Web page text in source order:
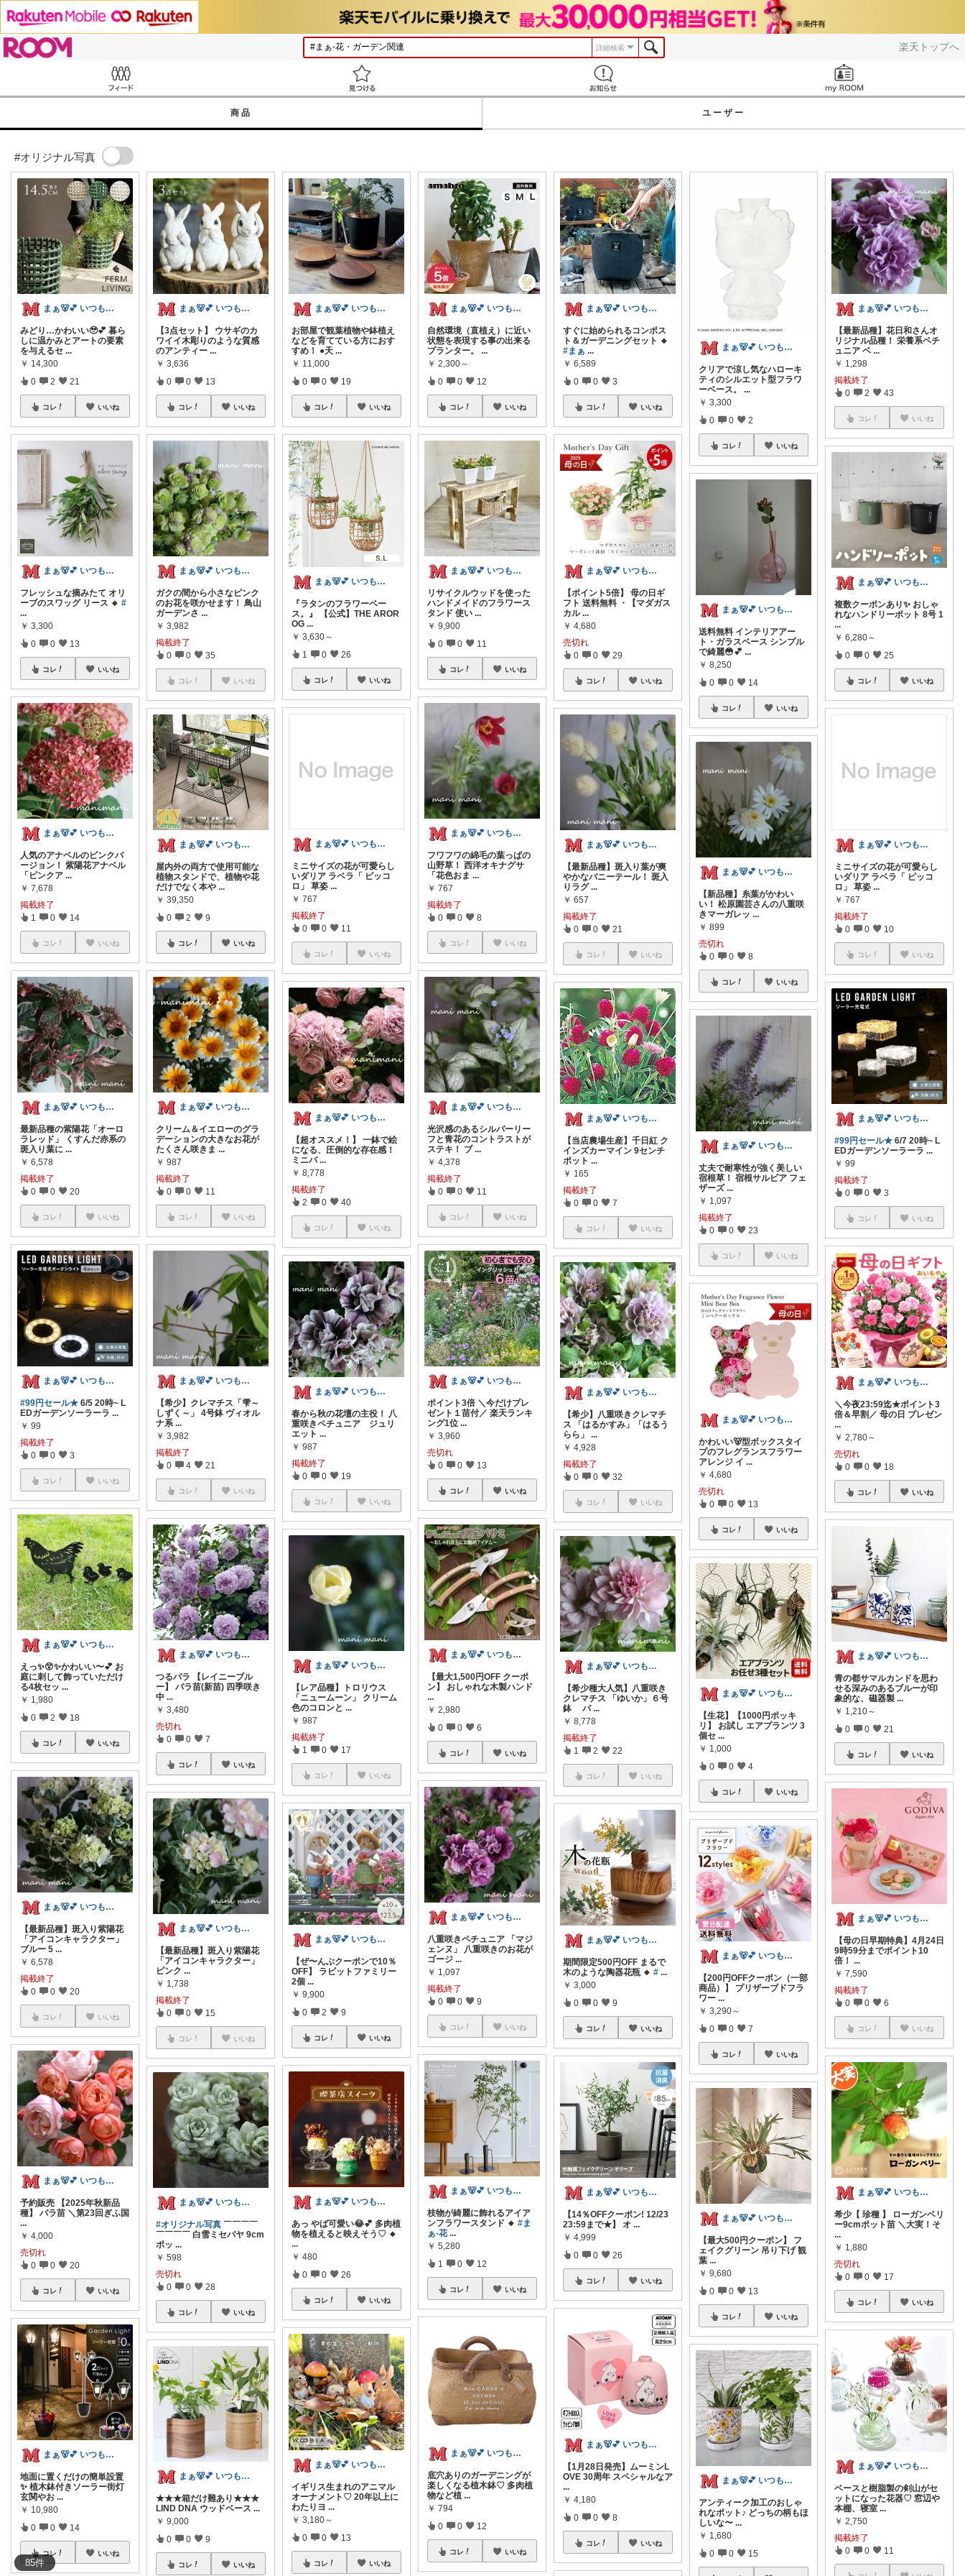
楽天トップへ
詳細検索
商品 ユーザー
#オリジナル写真
85件
まぁ🐻💕 いつもありがとう💓
みどり…かわいい🥹💕 暮ら
しに温かみとアートの要素
を与えるセ ...
￥ 14,300
0 2 21
コレ いいね
まぁ🐻💕 いつもありがとう💓
フレッシュな摘みたて オリ
ーブのスワッグ リース 🔸 #
...
￥ 3,300
0 0 13
コレ いいね
まぁ🐻💕 いつもありがとう💓
人気のアナベルのピンクバ
ージョン！ 紫陽花アナベル
「ピンクア ...
￥ 7,678
掲載終了
1 0 14
コレ いいね
まぁ🐻💕 いつもありがとう💓
最新品種の紫陽花「オーロ
ラレッド」 くすんだ赤系の
斑入り葉に ...
￥ 6,578
掲載終了
0 0 20
コレ いいね
まぁ🐻💕 いつもありがとう💓
#99円セール★ 6/5 20時~ L
EDガーデンソーラーラ ...
￥ 99
掲載終了
0 0 3
コレ いいね
まぁ🐻💕 いつもありがとう💓
えっ✨😲✨かわいい〜💕 お
庭に刺して飾っていただけ
る4枚セッ ...
￥ 1,980
0 2 18
コレ いいね
まぁ🐻💕 いつもありがとう💓
【最新品種】斑入り紫陽花
「アイコンキャラクター」
ブルー 5 ...
￥ 6,578
掲載終了
0 0 20
コレ いいね
まぁ🐻💕 いつもありがとう💓
予約販売 【2025年秋新品
種】 バラ苗 ＼第23回ぎふ国
...
￥ 4,000
売切れ
0 0 20
コレ いいね
まぁ🐻💕 いつもありがとう💓
地面に置くだけの簡単設置
✨ 植木鉢付きソーラー街灯
玄関やお ...
￥ 10,980
0 0 14
コレ いいね
まぁ🐻💕 いつもありがとう💓
【3点セット】 ウサギのカ
ワイイ木彫りのような質感
のアンティー ...
￥ 3,636
0 0 13
コレ いいね
まぁ🐻💕 いつもありがとう💓
ガクの間から小さなピンク
のお花を咲かせます！ 鳥山
ガーデンさ ...
￥ 3,982
掲載終了
0 0 35
コレ いいね
まぁ🐻💕 いつもありがとう💓
屋内外の両方で使用可能な
植物スタンドで、植物や花
だけでなく本や ...
￥ 39,350
0 2 9
コレ いいね
まぁ🐻💕 いつもありがとう💓
クリーム＆イエローのグラ
デーションの大きなお花が
たくさん咲きま ...
￥ 987
掲載終了
0 0 11
コレ いいね
まぁ🐻💕 いつもありがとう💓
【希少】クレマチス「雫～
しずく～」 4号鉢 ヴィオル
ナ系...
￥ 3,982
掲載終了
0 4 21
コレ いいね
まぁ🐻💕 いつもありがとう💓
つるバラ 【レイニーブル
ー】 バラ苗(新苗) 四季咲き
中 ...
￥ 3,480
売切れ
0 0 7
コレ いいね
まぁ🐻💕 いつもありがとう💓
【最新品種】斑入り紫陽花
「アイコンキャラクター」
ピンク...
￥ 1,738
掲載終了
0 0 15
コレ いいね
まぁ🐻💕 いつもありがとう💓
#オリジナル写真 ￣￣￣￣
￣￣￣￣ 白雪ミセバヤ 9cm
ポッ ...
￥ 598
売切れ
0 0 28
コレ いいね
まぁ🐻💕 いつもありがとう💓
★★★箱だけ難あり★★★
LIND DNA ウッドベース...
￥ 9,000
0 0 9
コレ いいね
まぁ🐻💕 いつもありがとう💓
お部屋で観葉植物や鉢植え
などを育てている方におす
すめ！ ●天 ...
￥ 11,000
0 0 19
コレ いいね
まぁ🐻💕 いつもありがとう💓
『ラタンのフラワーベー
ス。』 【公式】THE AROR
OG ...
￥ 3,630～
1 0 26
コレ いいね
まぁ🐻💕 いつもありがとう💓
ミニサイズの花が可愛らし
いダリア ラベラ「 ピッコ
ロ」 草姿 ...
￥ 767
掲載終了
0 0 11
コレ いいね
まぁ🐻💕 いつもありがとう💓
【超オススメ！】 一鉢で絵
になる、圧倒的な存在感！
ミニバ ...
￥ 8,778
掲載終了
2 0 40
コレ いいね
まぁ🐻💕 いつもありがとう💓
春から秋の花壇の主役！ 八
重咲きペチュニア ジュリ
エット...
￥ 987
掲載終了
0 0 19
コレ いいね
まぁ🐻💕 いつもありがとう💓
【レア品種】トロリウス
「ニュームーン」 クリーム
色のコロンと ...
￥ 987
掲載終了
1 0 17
コレ いいね
まぁ🐻💕 いつもありがとう💓
【ぜ〜んぶクーポンで10％
OFF】 ラビットファミリー
2個 ...
￥ 9,900
0 2 9
コレ いいね
まぁ🐻💕 いつもありがとう💓
あっ やば可愛い😂💕 多肉植
物を植えると映えそう♡ 🔸
...
￥ 480
0 0 26
コレ いいね
まぁ🐻💕 いつもありがとう💓
イギリス生まれのアニマル
オーナメント♡ 20年以上に
わたりヨ ...
￥ 3,180～
0 0 13
コレ いいね
まぁ🐻💕 いつもありがとう💓
自然環境（直植え）に近い
状態を表現する事の出来る
プランター。...
￥ 2,300～
0 0 12
コレ いいね
まぁ🐻💕 いつもありがとう💓
リサイクルウッドを使った
ハンドメイドのフラワース
タンド 使い ...
￥ 9,900
0 0 11
コレ いいね
まぁ🐻💕 いつもありがとう💓
フワフワの綿毛の葉っぱの
山野草！ 西洋オキナグサ
「花色おま ...
￥ 767
掲載終了
0 0 8
コレ いいね
まぁ🐻💕 いつもありがとう💓
光沢感のあるシルバーリー
フと青花のコントラストが
ステキ！ ブ ...
￥ 4,378
掲載終了
0 0 11
コレ いいね
まぁ🐻💕 いつもありがとう💓
ポイント3倍 ＼今だけプレ
ゼント１苗付／ 楽天ランキ
ング1位 ...
￥ 3,960
売切れ
0 0 13
コレ いいね
まぁ🐻💕 いつもありがとう💓
【最大1,500円OFF クーポ
ン】 おしゃれな木製ハンド
...
￥ 2,980
0 0 6
コレ いいね
まぁ🐻💕 いつもありがとう💓
八重咲きペチュニア 「マジ
ェンヌ」 八重咲きのお花が
ゴージ ...
￥ 1,097
掲載終了
0 0 9
コレ いいね
まぁ🐻💕 いつもありがとう💓
枝物が綺麗に飾れるアイア
ンフラワースタンド 🔸#ま
ぁ-花 ...
￥ 5,280
1 0 12
コレ いいね
まぁ🐻💕 いつもありがとう💓
底穴ありのガーデニングが
楽しくなる植木鉢♡ 多肉植
物など植 ...
￥ 794
0 0 12
コレ いいね
まぁ🐻💕 いつもありがとう💓
すぐに始められるコンポス
ト＆ガーデニングセット 🔸
#まぁ ...
￥ 6,589
0 0 3
コレ いいね
まぁ🐻💕 いつもありがとう💓
【ポイント5倍】 母の日ギ
フト 送料無料 ・【マダガス
カル ...
￥ 4,680
売切れ
0 0 29
コレ いいね
まぁ🐻💕 いつもありがとう💓
【最新品種】斑入り葉が爽
やかなバニーテール！ 斑入
りラグ ...
￥ 657
掲載終了
0 0 21
コレ いいね
まぁ🐻💕 いつもありがとう💓
【当店農場生産】千日紅 ク
インズカーマイン 9センチ
ポット ...
￥ 165
掲載終了
0 0 7
コレ いいね
まぁ🐻💕 いつもありがとう💓
【希少】八重咲きクレマチ
ス 「はるかすみ」「はるう
らら」...
￥ 4,928
掲載終了
0 0 32
コレ いいね
まぁ🐻💕 いつもありがとう💓
【希少種大人気】八重咲き
クレマチス 「ゆいか」６号
鉢 パ ...
￥ 8,778
掲載終了
1 2 22
コレ いいね
まぁ🐻💕 いつもありがとう💓
期間限定500円OFF まるで
木のような陶器花瓶 🔸# ...
￥ 3,000
0 0 9
コレ いいね
まぁ🐻💕 いつもありがとう💓
【14％OFFクーポン! 12/23
23:59まで★】 オ ...
￥ 4,999
0 0 26
コレ いいね
まぁ🐻💕 いつもありがとう💓
【1月28日発売】ムーミンL
OVE 30周年 スペシャルなア
...
￥ 4,180
0 0 8
コレ いいね
まぁ🐻💕 いつもありがとう💓
クリアで涼し気なハローキ
ティのシルエット型フラワ
ーベース。...
￥ 3,300
0 0 2
コレ いいね
まぁ🐻💕 いつもありがとう💓
送料無料 インテリアアー
ト・ガラスベース シンプル
で綺麗😳💕 ...
￥ 8,250
0 0 14
コレ いいね
まぁ🐻💕 いつもありがとう💓
【新品種】糸葉がかわい
い！ 松原園芸さんの八重咲
きマーガレッ ...
￥ 899
売切れ
0 0 8
コレ いいね
まぁ🐻💕 いつもありがとう💓
丈夫で耐寒性が強く美しい
宿根草！ 宿根サルビア フェ
ザーズ...
￥ 1,097
掲載終了
0 0 23
コレ いいね
まぁ🐻💕 いつもありがとう💓
かわいい🐻型ボックスタイ
プのフレグランスフラワー
アレンジ イ ...
￥ 4,680
売切れ
0 0 13
コレ いいね
まぁ🐻💕 いつもありがとう💓
【生花】【1000円ポッキ
リ】 お試し エアプランツ 3
個セ ...
￥ 1,000
0 0 4
コレ いいね
まぁ🐻💕 いつもありがとう💓
【200円OFFクーポン（一部
商品）】 プリザーブドフラ
ワー ...
￥ 3,290～
0 0 7
コレ いいね
まぁ🐻💕 いつもありがとう💓
【最大500円クーポン】 フ
ェイクグリーン 吊り下げ 観
葉 ...
￥ 9,680
0 0 13
コレ いいね
まぁ🐻💕 いつもありがとう💓
アンティーク加工のおしゃ
れなポット♪ どっちの柄もほ
しいな〜 ...
￥ 1,680
0 0 15
まぁ🐻💕 いつもありがとう💓
【最新品種】花日和さんオ
リジナル品種！ 栄養系ペチ
ュニア ベ ...
￥ 1,298
掲載終了
0 2 43
コレ いいね
まぁ🐻💕 いつもありがとう💓
複数クーポンあり✨ おしゃ
れなハンドリーポット 8号 1
...
￥ 6,280～
0 0 25
コレ いいね
まぁ🐻💕 いつもありがとう💓
ミニサイズの花が可愛らし
いダリア ラベラ「 ピッコ
ロ」 草姿 ...
￥ 767
掲載終了
0 0 10
コレ いいね
まぁ🐻💕 いつもありがとう💓
#99円セール★ 6/7 20時~ L
EDガーデンソーラーラ ...
￥ 99
掲載終了
0 0 3
コレ いいね
まぁ🐻💕 いつもありがとう💓
＼今夜23:59迄★ポイント3
倍＆早割／ 母の日 プレゼン
...
￥ 2,780～
売切れ
0 0 18
コレ いいね
まぁ🐻💕 いつもありがとう💓
青の都サマルカンドを思わ
せる深みのあるブルーが印
象的な、磁器製 ...
￥ 1,210～
0 0 21
コレ いいね
まぁ🐻💕 いつもありがとう💓
【母の日早期特典】4月24日
9時59分までポイント10
倍！...
￥ 7,590
掲載終了
0 0 6
コレ いいね
まぁ🐻💕 いつもありがとう💓
希少【 珍種 】 ローガンベリ
ー9cmポット苗 ＼大実！そ
...
￥ 1,880
売切れ
0 0 17
コレ いいね
まぁ🐻💕 いつもありがとう💓
ベースと樹脂製の剣山がセ
ットになった花器♡ 窓辺や
本棚、寝室 ...
￥ 2,750
掲載終了
0 0 11